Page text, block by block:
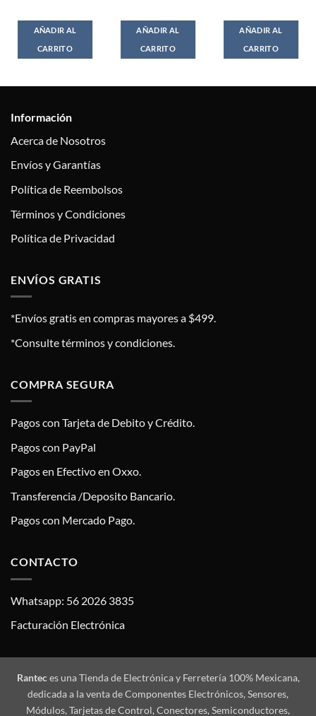
AÑADIR AL
CARRITO
AÑADIR AL
CARRITO
AÑADIR AL
CARRITO
Información
Acerca de Nosotros
Envíos y Garantías
Política de Reembolsos
Términos y Condiciones
Política de Privacidad
ENVÍOS GRATIS
*Envíos gratis en compras mayores a $499.
*Consulte términos y condiciones.
COMPRA SEGURA
Pagos con Tarjeta de Debito y Crédito.
Pagos con PayPal
Pagos en Efectivo en Oxxo.
Transferencia /Deposito Bancario.
Pagos con Mercado Pago.
CONTACTO
Whatsapp: 56 2026 3835
Facturación Electrónica
Ranteces una Tienda de Electrónica y Ferretería 100% Mexicana,
dedicada a la venta de Componentes Electrónicos, Sensores,
Módulos, Tarjetas de Control, Conectores, Semiconductores,